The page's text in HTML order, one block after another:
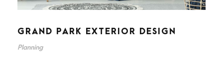
GRAND PARK EXTERIOR DESIGN
Planning